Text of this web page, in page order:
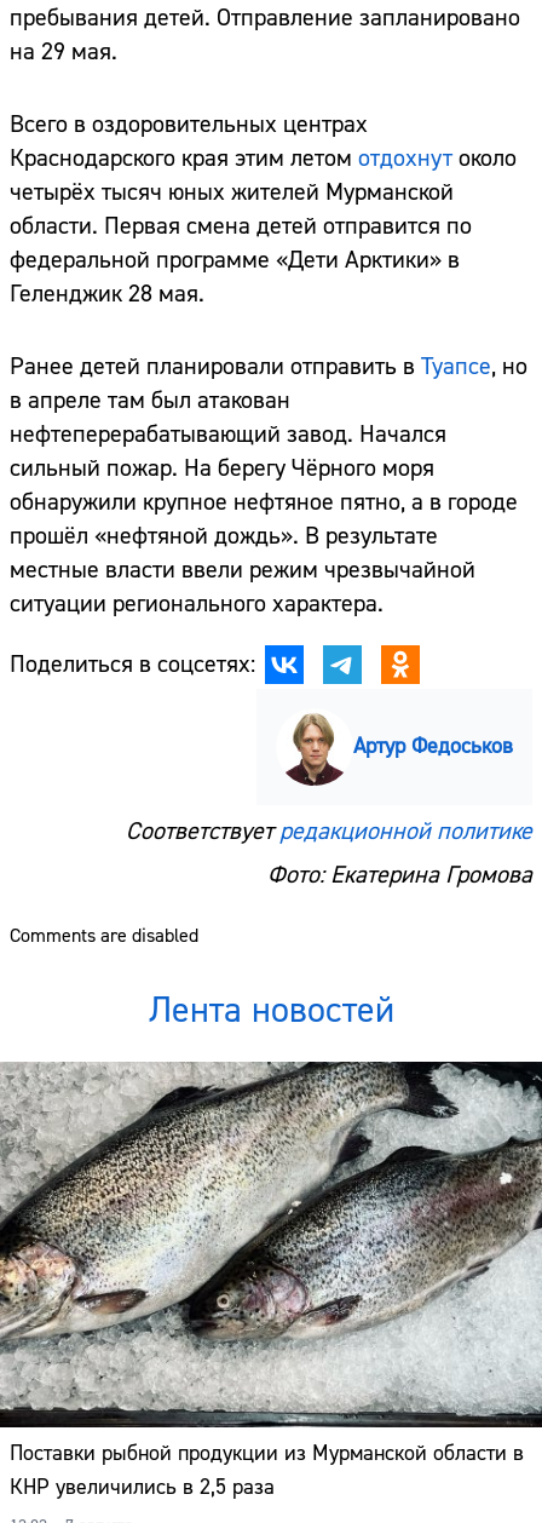
пребывания детей. Отправление запланировано
на 29 мая.
Всего в оздоровительных центрах
Краснодарского края этим летом отдохнутоколо
четырёх тысяч юных жителей Мурманской
области. Первая смена детей отправится по
федеральной программе «Дети Арктики» в
Геленджик 28 мая.
Ранее детей планировали отправить в Туапсе, но
в апреле там был атакован
нефтеперерабатывающий завод. Начался
сильный пожар. На берегу Чёрного моря
обнаружили крупное нефтяное пятно, а в городе
прошёл «нефтяной дождь». В результате
местные власти ввели режим чрезвычайной
ситуации регионального характера.
Поделиться в соцсетях:
Артур Федоськов
Соответствуетредакционной политике
Фото: Екатерина Громова
Comments are disabled
Лента новостей
Поставки рыбной продукции из Мурманской области в
КНР увеличились в 2,5 раза